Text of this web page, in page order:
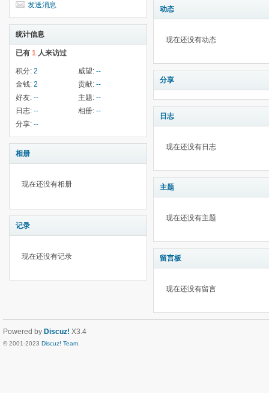
发送消息
统计信息
已有 1 人来访过
积分: 2 威望: --
金钱: 2 贡献: --
好友: -- 主题: --
日志: -- 相册: --
分享: --
相册
现在还没有相册
记录
现在还没有记录
动态
现在还没有动态
分享
日志
现在还没有日志
主题
现在还没有主题
留言板
现在还没有留言
Powered by Discuz! X3.4
© 2001-2023 Discuz! Team